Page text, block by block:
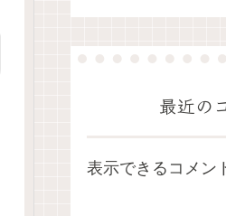
最近の
表示できるコメン